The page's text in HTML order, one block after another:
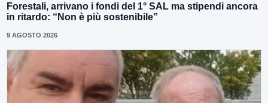
Forestali, arrivano i fondi del 1° SAL ma stipendi ancora
in ritardo: “Non è più sostenibile”
9 AGOSTO 2026